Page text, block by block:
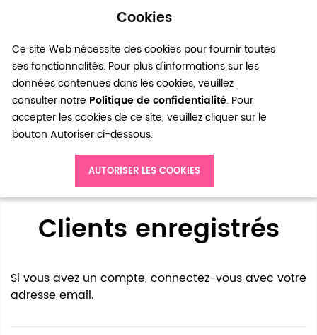
Cookies
Ce site Web nécessite des cookies pour fournir toutes
ses fonctionnalités. Pour plus d'informations sur les
données contenues dans les cookies, veuillez
consulter notre Politique de confidentialité. Pour
accepter les cookies de ce site, veuillez cliquer sur le
bouton Autoriser ci-dessous.
AUTORISER LES COOKIES
0
Accès client
Clients enregistrés
Si vous avez un compte, connectez-vous avec votre
adresse email.